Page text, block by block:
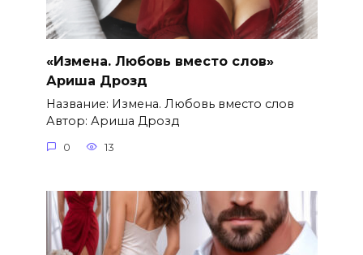
«Измена. Любовь вместо слов»
Ариша Дрозд
Название: Измена. Любовь вместо слов
Автор: Ариша Дрозд
0 13